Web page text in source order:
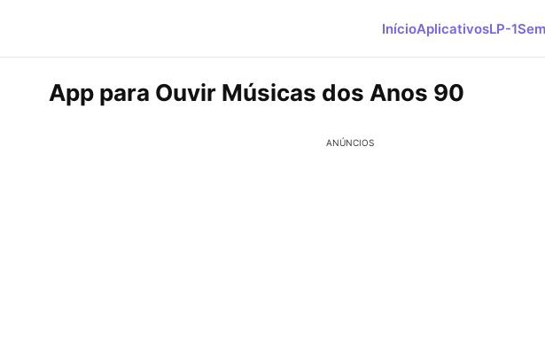
InícioAplicativosLP-1
App para Ouvir Músicas dos Anos 90
ANÚNCIOS